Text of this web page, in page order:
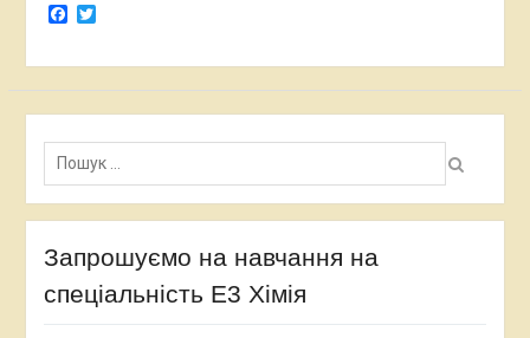
Facebook
Twitter
Пошук:
Запрошуємо на навчання на
спеціальність Е3 Хімія